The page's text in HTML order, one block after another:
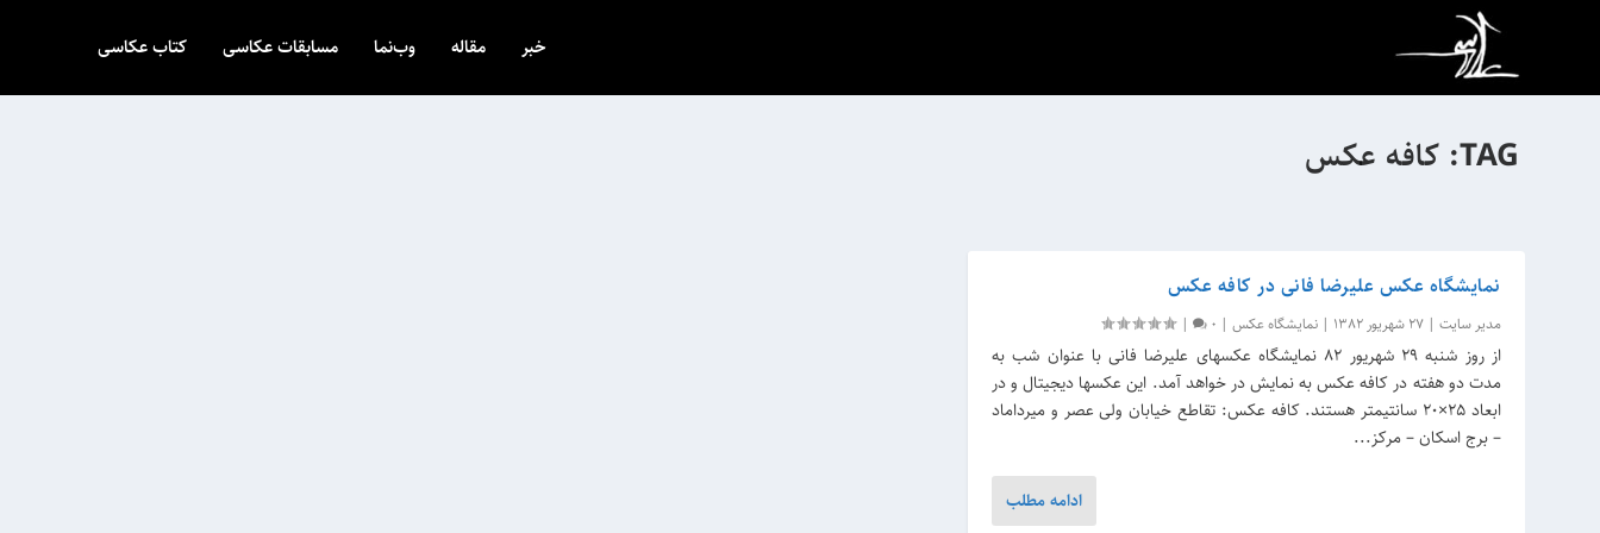
خبر مقاله وب‌نما مسابقات عکاسی کتاب عکاسی
TAG: کافه عکس
نمایشگاه عکس علیرضا فانی در کافه عکس
مدیر سایت |27 شهریور 1382 |نمایشگاه عکس |
0
|
از روز شنبه 29 شهریور 82 نمایشگاه عکسهای علیرضا فانی با عنوان شب به
مدت دو هفته در کافه عکس به نمایش در خواهد آمد. این عکس‎ها دیجیتال و در
ابعاد 25×20 سانتیمتر هستند. کافه عکس: تقاطع خیابان ولی عصر و میرداماد
– برج اسکان – مرکز...
ادامه مطلب